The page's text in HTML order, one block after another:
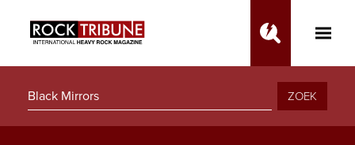
Toggle
ZOEK